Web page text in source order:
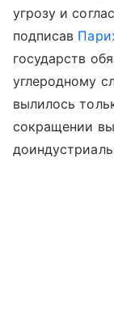
угрозу и
подписав
государств
углеродному
вылилось
сокращении